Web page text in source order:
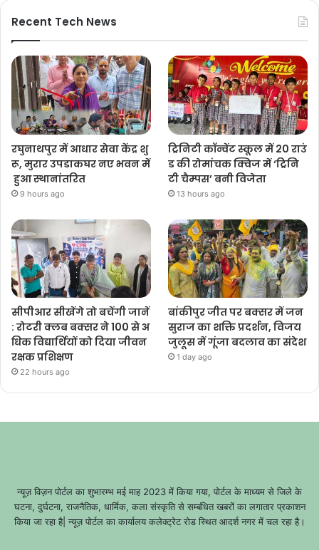
Recent Tech News
रघुनाथपुर में आधार सेवा केंद्र शु
रू, मुरार उपडाकघर नए भवन में
हुआ स्थानांतरित
9 hours ago
ट्रिनिटी कॉन्वेंट स्कूल में 20 राउं
ड की रोमांचक क्विज में ‘ट्रिनि
टी चैम्पस’ बनी विजेता
13 hours ago
सीपीआर सीखेंगे तो बचेंगी जानें
: रोटरी क्लब बक्सर ने 100 से अ
धिक विद्यार्थियों को दिया जीवन
रक्षक प्रशिक्षण
22 hours ago
बांकीपुर जीत पर बक्सर में जन
सुराज का शक्ति प्रदर्शन, विजय
जुलूस में गूंजा बदलाव का संदेश
1 day ago
न्यूज़ विज़न पोर्टल का शुभारम्भ मई माह 2023 में किया गया, पोर्टल के माध्यम से जिले के
घटना, दुर्घटना, राजनैतिक, धार्मिक, कला संस्कृति से सम्बंधित खबरों का लगातार प्रकाशन
किया जा रहा है| न्यूज़ पोर्टल का कार्यालय कलेक्ट्रेट रोड स्थित आदर्श नगर में चल रहा है।